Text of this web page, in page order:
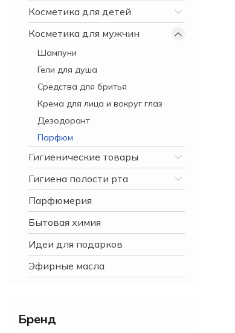
Косметика для детей
Косметика для мужчин
Шампуни
Гели для душа
Средства для бритья
Крема для лица и вокруг глаз
Дезодорант
Парфюм
Гигиенические товары
Гигиена полости рта
Парфюмерия
Бытовая химия
Идеи для подарков
Эфирные масла
Бренд